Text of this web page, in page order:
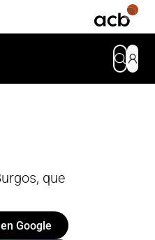
que
Google